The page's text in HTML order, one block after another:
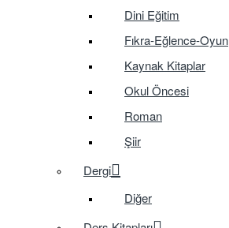
Dini Eğitim
Fıkra-Eğlence-Oyun
Kaynak Kitaplar
Okul Öncesi
Roman
Şiir
Dergi
Diğer